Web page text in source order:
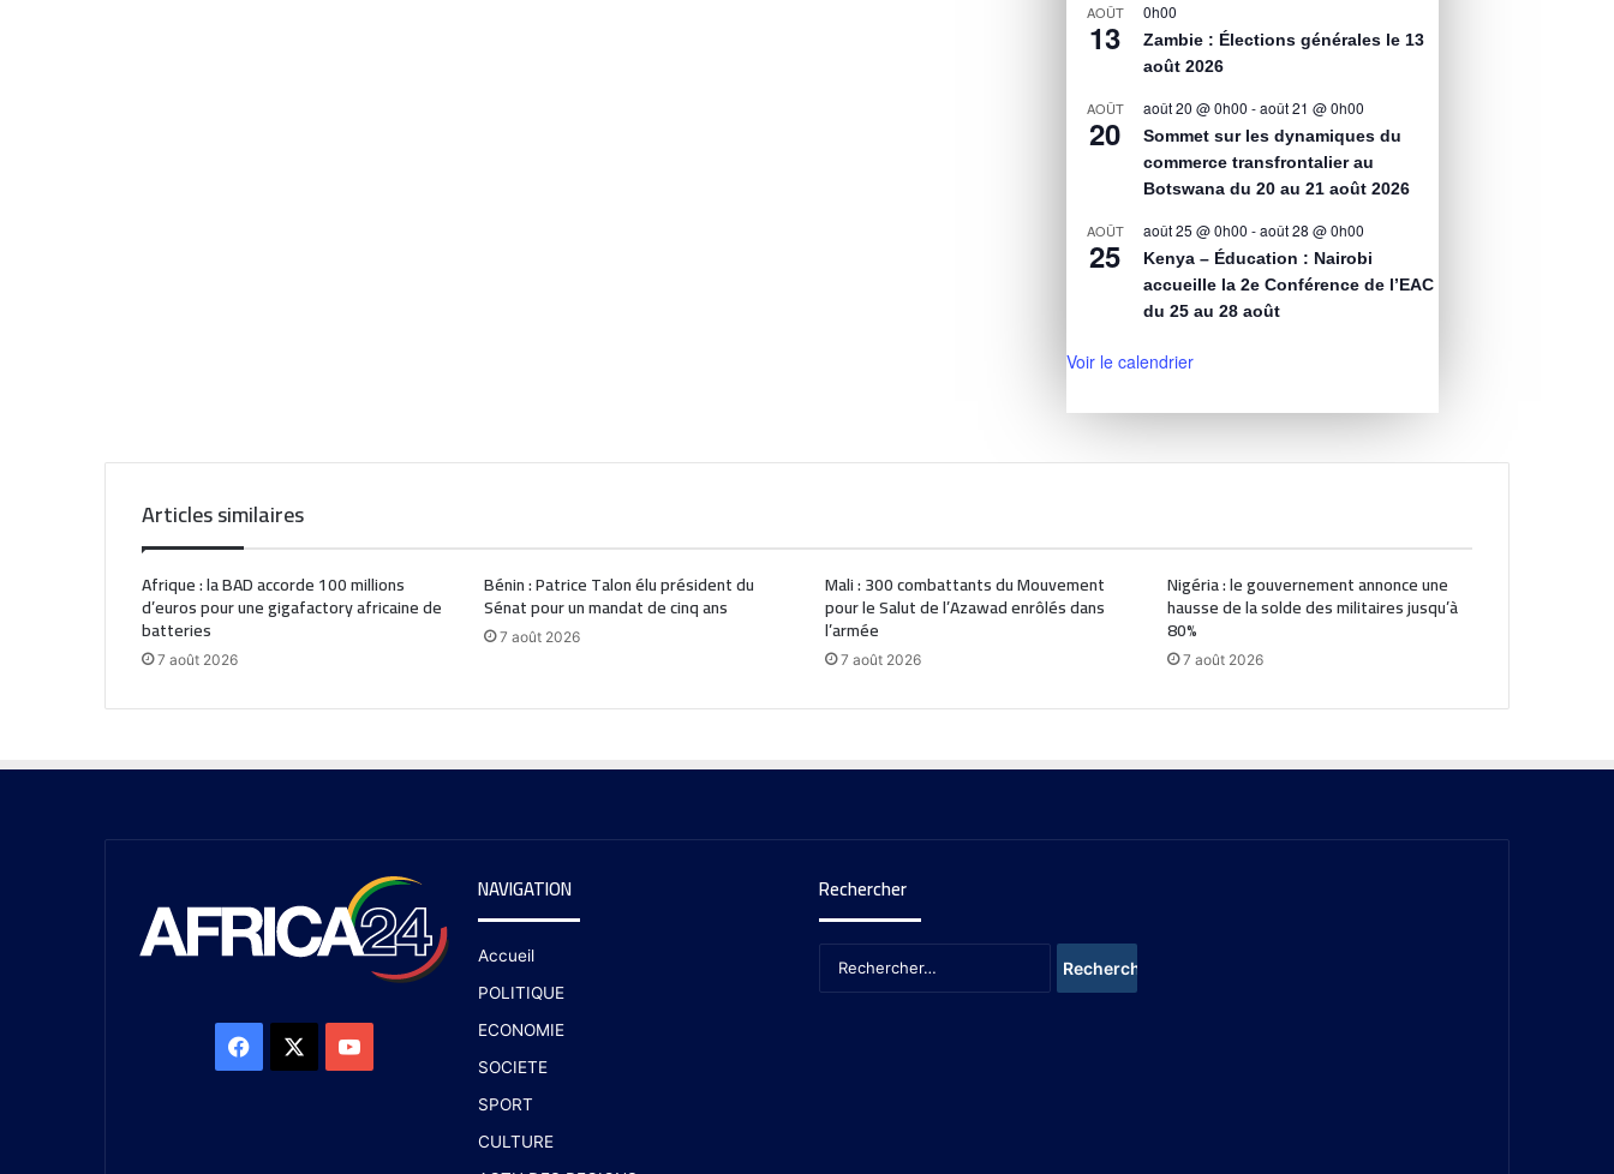
AOÛT
13
0h00
Zambie : Élections générales le 13
août 2026
AOÛT
20
août 20 @ 0h00 -août 21 @ 0h00
Sommet sur les dynamiques du
commerce transfrontalier au
Botswana du 20 au 21 août 2026
AOÛT
25
août 25 @ 0h00 -août 28 @ 0h00
Kenya – Éducation : Nairobi
accueille la 2e Conférence de l’EAC
du 25 au 28 août
Voir le calendrier
Articles similaires
Afrique : la BAD accorde 100 millions
d’euros pour une gigafactory africaine de
batteries
7 août 2026
Bénin : Patrice Talon élu président du
Sénat pour un mandat de cinq ans
7 août 2026
Mali : 300 combattants du Mouvement
pour le Salut de l’Azawad enrôlés dans
l’armée
7 août 2026
Nigéria : le gouvernement annonce une
hausse de la solde des militaires jusqu’à
80%
7 août 2026
NAVIGATION
Accueil
POLITIQUE
ECONOMIE
SOCIETE
SPORT
CULTURE
Rechercher